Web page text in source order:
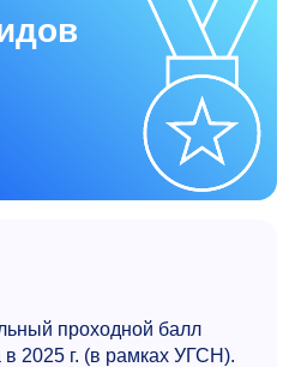
проходной балл
2025 г. (в рамках УГСН).